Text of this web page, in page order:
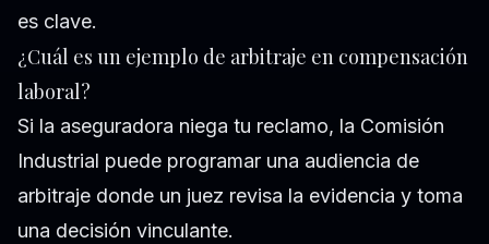
es clave.
¿Cuál es un ejemplo de arbitraje en compensación
laboral?
Si la aseguradora niega tu reclamo, la Comisión
Industrial puede programar una audiencia de
arbitraje donde un juez revisa la evidencia y toma
una decisión vinculante.